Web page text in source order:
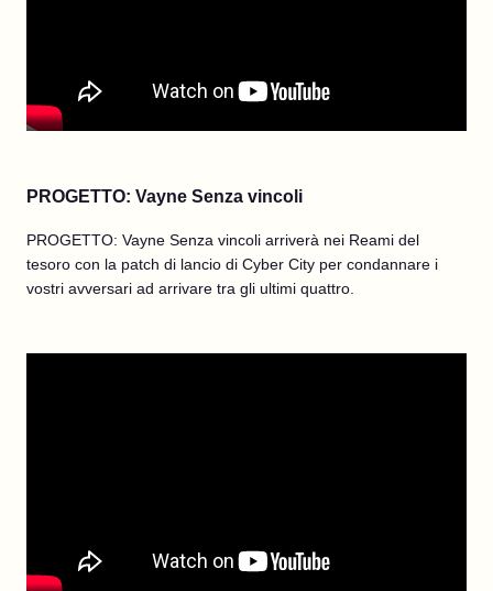
PROGETTO: Vayne Senza vincoli
PROGETTO: Vayne Senza vincoli arriverà nei Reami del
tesoro con la patch di lancio di Cyber City per condannare i
vostri avversari ad arrivare tra gli ultimi quattro.